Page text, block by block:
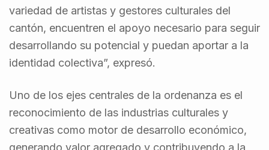
variedad de artistas y gestores culturales del
cantón, encuentren el apoyo necesario para seguir
desarrollando su potencial y puedan aportar a la
identidad colectiva”, expresó.
Uno de los ejes centrales de la ordenanza es el
reconocimiento de las industrias culturales y
creativas como motor de desarrollo económico,
generando valor agregado y contribuyendo a la